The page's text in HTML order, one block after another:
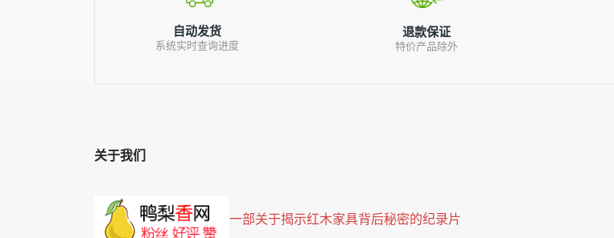
自动发货
系统实时查询进度
退款保证
特价产品除外
关于我们
一部关于揭示红木家具背后秘密的纪录片